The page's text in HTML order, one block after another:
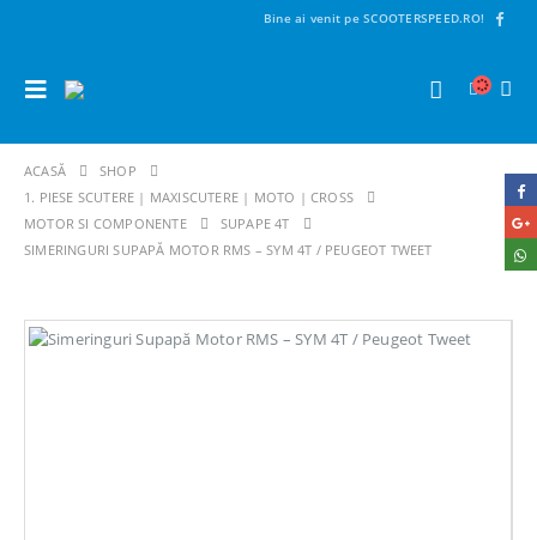
Bine ai venit pe SCOOTERSPEED.RO!
ACASĂ
SHOP
1. PIESE SCUTERE | MAXISCUTERE | MOTO | CROSS
MOTOR SI COMPONENTE
SUPAPE 4T
SIMERINGURI SUPAPĂ MOTOR RMS – SYM 4T / PEUGEOT TWEET